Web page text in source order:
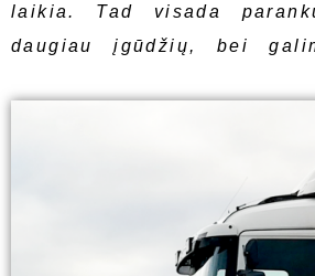
laikia. Tad visada
daugiau įgūdžių, bei